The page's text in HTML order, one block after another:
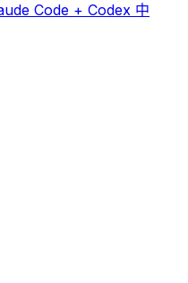
Code + Codex 中